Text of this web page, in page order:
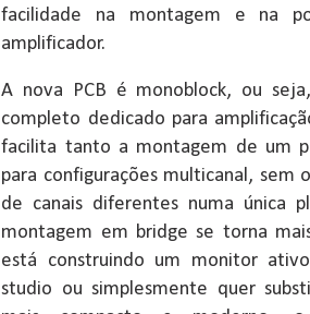
facilidade na montagem e na
amplificador.
A nova PCB é monoblock, ou
completo dedicado para
facilita tanto a montagem de um
para configurações multicanal, sem
de canais diferentes numa única
montagem em bridge se torna
está construindo um monitor
studio ou simplesmente quer